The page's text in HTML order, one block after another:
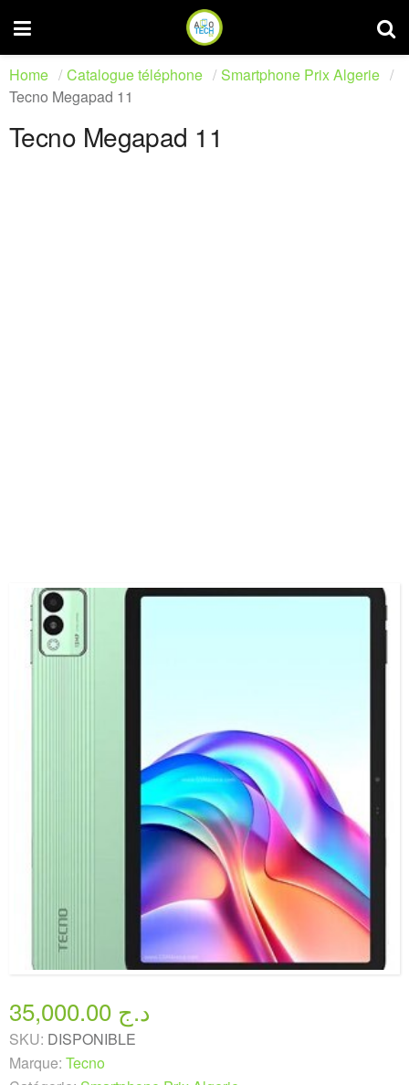
Home Catalogue téléphone
Smartphone Prix Algerie
Tecno Megapad 11
Tecno Megapad 11
35,000.00 د.ج
SKU: DISPONIBLE
Marque: Tecno